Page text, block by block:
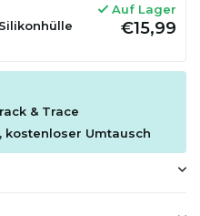
Auf Lager
€15,99
& Trace
Umtausch